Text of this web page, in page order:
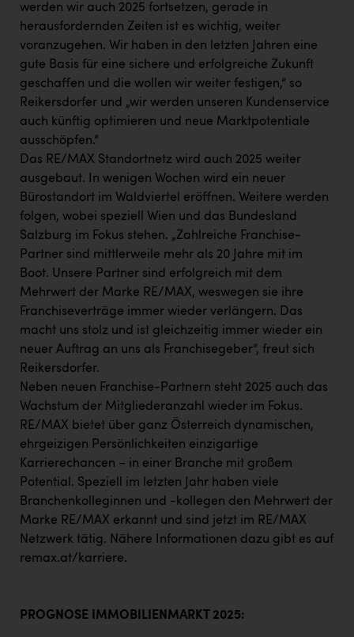
werden wir auch 2025 fortsetzen, gerade in
herausfordernden Zeiten ist es wichtig, weiter
voranzugehen. Wir haben in den letzten Jahren eine
gute Basis für eine sichere und erfolgreiche Zukunft
geschaffen und die wollen wir weiter festigen,“ so
Reikersdorfer und „wir werden unseren Kundenservice
auch künftig optimieren und neue Marktpotentiale
ausschöpfen.“
Das RE/MAX Standortnetz wird auch 2025 weiter
ausgebaut. In wenigen Wochen wird ein neuer
Bürostandort im Waldviertel eröffnen. Weitere werden
folgen, wobei speziell Wien und das Bundesland
Salzburg im Fokus stehen. „Zahlreiche Franchise-
Partner sind mittlerweile mehr als 20 Jahre mit im
Boot. Unsere Partner sind erfolgreich mit dem
Mehrwert der Marke RE/MAX, weswegen sie ihre
Franchiseverträge immer wieder verlängern. Das
macht uns stolz und ist gleichzeitig immer wieder ein
neuer Auftrag an uns als Franchisegeber“, freut sich
Reikersdorfer.
Neben neuen Franchise-Partnern steht 2025 auch das
Wachstum der Mitgliederanzahl wieder im Fokus.
RE/MAX bietet über ganz Österreich dynamischen,
ehrgeizigen Persönlichkeiten einzigartige
Karrierechancen − in einer Branche mit großem
Potential. Speziell im letzten Jahr haben viele
Branchenkolleginnen und -kollegen den Mehrwert der
Marke RE/MAX erkannt und sind jetzt im RE/MAX
Netzwerk tätig. Nähere Informationen dazu gibt es auf
remax.at/karriere.
PROGNOSE IMMOBILIENMARKT 2025: